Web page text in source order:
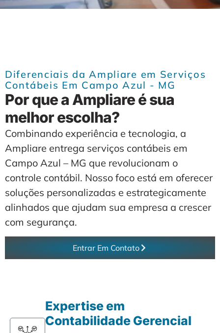
Expertise em
Contabilidade Gerencial
Diferenciais da Ampliare em Serviços
Contábeis Em Campo Azul - MG
Por que a Ampliare é sua
melhor escolha?
Combinando experiência e tecnologia, a
Ampliare entrega serviços contábeis em
Campo Azul – MG que revolucionam o
controle contábil. Nosso foco está em oferecer
soluções personalizadas e estrategicamente
alinhados que ajudam sua empresa a crescer
com segurança.
Entrar Em Contato